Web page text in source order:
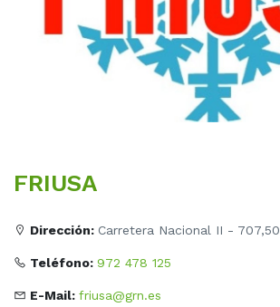
FRIUSA
Dirección: Carretera Nacional II - 707,50
Teléfono: 972 478 125
E-Mail: friusa@grn.es